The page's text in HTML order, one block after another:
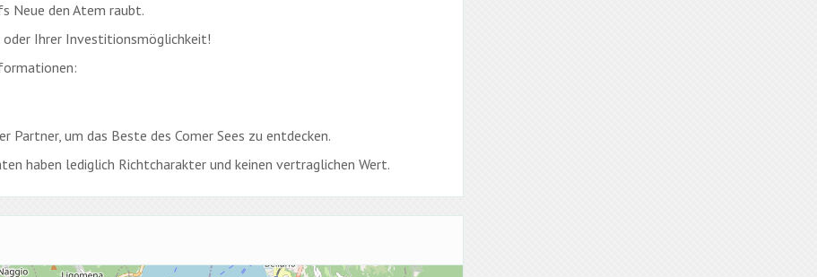
Neue den Atem raubt.
oder Ihrer Investitionsmöglichkeit!
um das Beste des Comer Sees zu entdecken.
haben lediglich Richtcharakter und keinen vertraglichen Wert.